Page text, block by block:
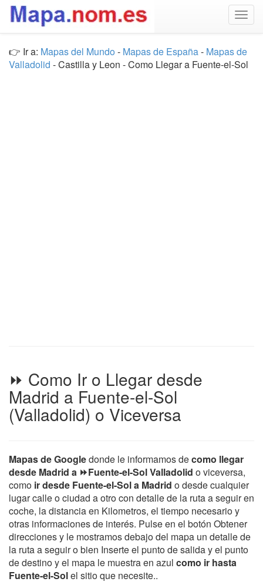
👉 Ir a: Mapas del Mundo - Mapas de España- Mapas de
Valladolid - Castilla y Leon - Como Llegar a Fuente-el-Sol
⏩ Como Ir o Llegar desde
Madrid a Fuente-el-Sol
(Valladolid) o Viceversa
Mapas de Googledonde le informamos decomo llegar
desde Madrid a ⏩Fuente-el-Sol Valladolid o viceversa,
como ir desde Fuente-el-Sol a Madrid o desde cualquier
lugar calle o ciudad a otro con detalle de la ruta a seguir en
coche, la distancia en Kilometros, el tiempo necesario y
otras informaciones de interés. Pulse en el botón Obtener
direcciones y le mostramos debajo del mapa un detalle de
la ruta a seguir o bien Inserte el punto de salida y el punto
de destino y el mapa le muestra en azul como ir hasta
Fuente-el-Solel sitio que necesite..